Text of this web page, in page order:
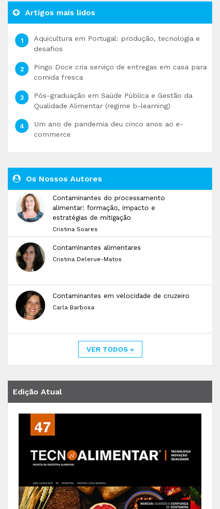
Artigos mais lidos
Aquicultura em Portugal: produção, tecnologia e
desafios
Pingo Doce cria serviço de entregas em casa para
comida fresca
Pós-graduação em Saúde Pública e Gestão da
Qualidade Alimentar (regime b-learning)
Um ano de pandemia deu cinco anos ao e-
commerce
Os Nossos Autores
Contaminantes do processamento
alimentar: formação, impacto e
estratégias de mitigação
Cristina Soares
Contaminantes alimentares
Cristina Delerue-Matos
Contaminantes em velocidade de cruzeiro
Carla Barbosa
VER TODOS »
Edição Atual